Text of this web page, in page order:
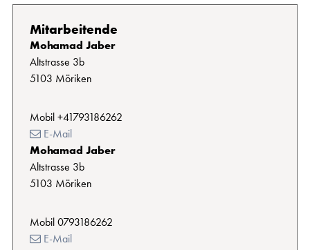
Mitarbeitende
Mohamad Jaber
Altstrasse 3b
5103 Möriken
Mobil+41793186262
E-Mail
Mohamad Jaber
Altstrasse 3b
5103 Möriken
Mobil0793186262
E-Mail